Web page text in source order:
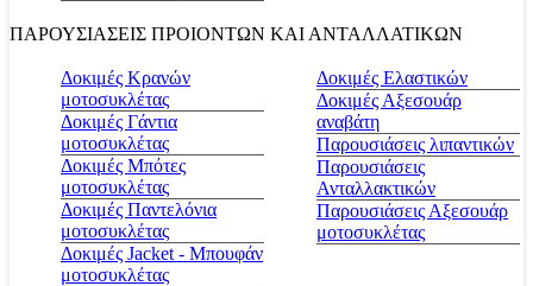
ΠΑΡΟΥΣΙΑΣΕΙΣ ΠΡΟΙΟΝΤΩΝ ΚΑΙ ΑΝΤΑΛΛΑΤΙΚΩΝ
Δοκιμές Κρανών
μοτοσυκλέτας
Δοκιμές Γάντια
μοτοσυκλέτας
Δοκιμές Μπότες
μοτοσυκλέτας
Δοκιμές Παντελόνια
μοτοσυκλέτας
Δοκιμές Jacket - Μπουφάν
μοτοσυκλέτας
Δοκιμές Ελαστικών
Δοκιμές Αξεσουάρ
αναβάτη
Παρουσιάσεις λιπαντικών
Παρουσιάσεις
Ανταλλακτικών
Παρουσιάσεις Αξεσουάρ
μοτοσυκλέτας